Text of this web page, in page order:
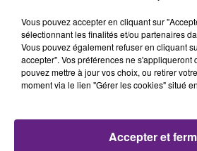
Publié : 3 février 2022 à 14h30 par
Vous pouvez accepter en cliquant sur
sélectionnant les finalités et/ou partenaires
Vous pouvez également refuser en cliquant
accepter". Vos préférences ne s'appliqueront
pouvez mettre à jour vos choix, ou retirer
moment via le lien "Gérer les cookies" situé
Accepter et